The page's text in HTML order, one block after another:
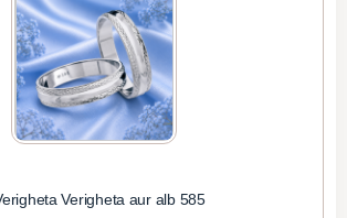
Verigheta aur alb 585